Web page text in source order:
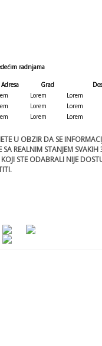
radnjama
Adresa Grad
Lorem
Lorem
Lorem
Lorem
Lorem Lorem
U OBZIR DA SE
REALNIM STANJEM
STE ODABRALI NIJE